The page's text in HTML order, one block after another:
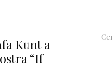
Kunt a
“If